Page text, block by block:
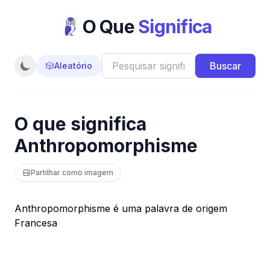
O QueSignifica
🎲Aleatório Buscar
O que significa
Anthropomorphisme
Partilhar como imagem
Anthropomorphisme é uma palavra de origem
Francesa